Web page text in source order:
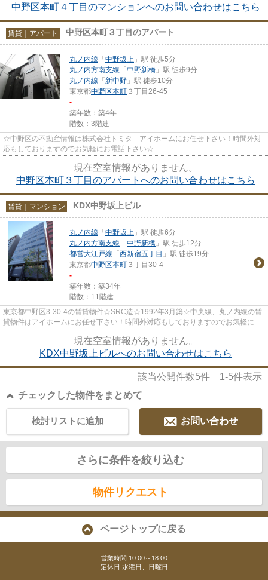
中野区本町４丁目のマンションへのお問い合わせはこちら
賃貸｜アパート 中野区本町３丁目のアパート
丸ノ内線 「 中野坂上 」駅 徒歩5分
丸ノ内方南支線 「 中野新橋 」駅 徒歩9分
丸ノ内線 「 新中野 」駅 徒歩10分
東京都中野区本町 ３丁目26-45
-
築年数：築4年
階数：3階建
☆中野区の不動産情報は株式会社トミタ アイホームにお任せ下さい！時間外対
応もしておりますのでお気軽にお電話下さい☆
現在空室情報がありません。
中野区本町３丁目のアパートへのお問い合わせはこちら
賃貸｜マンション KDX中野坂上ビル
丸ノ内線 「 中野坂上 」駅 徒歩6分
丸ノ内方南支線 「 中野新橋 」駅 徒歩12分
都営大江戸線 「 西新宿五丁目 」駅 徒歩19分
東京都中野区本町 ３丁目30-4
-
築年数：築34年
階数：11階建
東京都中野区3-30-4の賃貸物件☆SRC造☆1992年3月築☆中央線、丸ノ内線の賃
貸物件はアイホームにお任せ下さい！時間外対応もしておりますのでお気軽にお
現在空室情報がありません。
KDX中野坂上ビルへのお問い合わせはこちら
該当公開件数5件 1-5件表示
チェックした物件をまとめて
お問い合わせ
検討リストに追加
さらに条件を絞り込む
物件リクエスト
ページトップに戻る
営業時間:10:00～18:00
定休日:水曜日、日曜日